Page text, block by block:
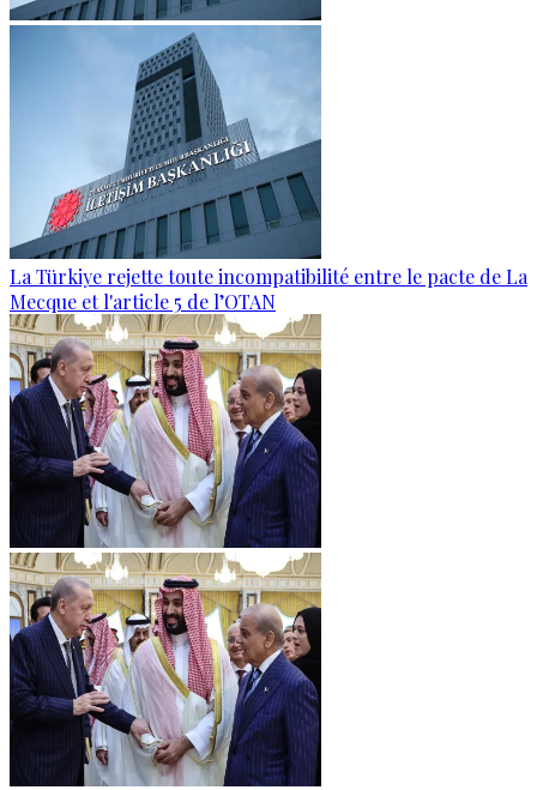
La Türkiye rejette toute incompatibilité entre le pacte de La
Mecque et l'article 5 de l’OTAN